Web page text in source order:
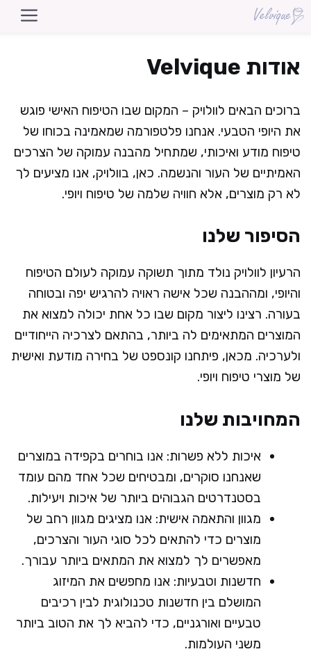
לדלג
לתוכן
אודות Velvique
ברוכים הבאים לוולויק – המקום שבו הטיפוח האישי פוגש
את היופי הטבעי. אנחנו פלטפורמה שמאמינה בכוחו של
טיפוח מודע ואיכותי, שמתחיל מהבנה עמוקה של הצרכים
האמיתיים של העור והנשמה. כאן, בוולויק, אנו מציעים לך
לא רק מוצרים, אלא חוויה שלמה של טיפוח ויופי.
הסיפור שלנו
הרעיון לוולויק נולד מתוך תשוקה עמוקה לעולם הטיפוח
והיופי, ומההבנה שכל אישה ראויה להרגיש יפה ובטוחה
בעורה. רצינו ליצור מקום שבו כל אחת יכולה למצוא את
המוצרים המתאימים לה ביותר, בהתאם לצרכיה הייחודיים
ולערכיה. מכאן, פיתחנו קונספט של בחירה מודעת ואישית
של מוצרי טיפוח ויופי.
המחויבות שלנו
איכות ללא פשרות: אנו בוחרים בקפידה במוצרים
שאנחנו סוקרים, ומבטיחים שכל אחד מהם עומד
בסטנדרטים הגבוהים ביותר של איכות ויעילות.
מגוון והתאמה אישית: אנו מציגים מגוון רחב של
מוצרים כדי להתאים לכל סוגי העור והצרכים,
מאפשרים לך למצוא את המתאים ביותר עבורך.
חדשנות וטבעיות: אנו מחפשים את המיזוג
המושלם בין חדשנות טכנולוגית לבין רכיבים
טבעיים ואורגניים, כדי להביא לך את הטוב ביותר
משני העולמות.